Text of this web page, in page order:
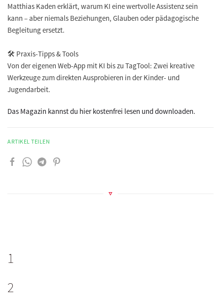
Matthias Kaden erklärt, warum KI eine wertvolle Assistenz sein
kann – aber niemals Beziehungen, Glauben oder pädagogische
Begleitung ersetzt.
🛠️ Praxis-Tipps & Tools
Von der eigenen Web-App mit KI bis zu TagTool: Zwei kreative
Werkzeuge zum direkten Ausprobieren in der Kinder- und
Jugendarbeit.
Das Magazin kannst du hier kostenfrei lesen und downloaden.
ARTIKEL TEILEN
1
2